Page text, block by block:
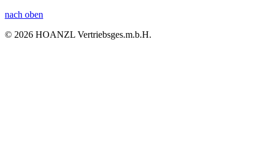
nach oben
© 2026 HOANZL Vertriebsges.m.b.H.